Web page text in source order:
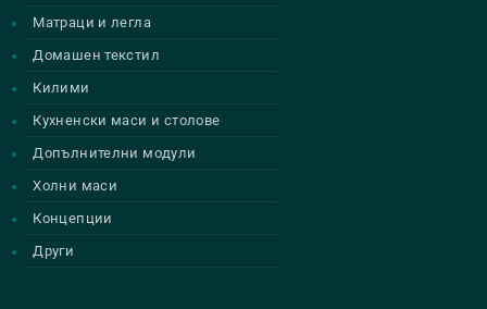
Матраци и легла
Домашен текстил
Килими
Кухненски маси и столове
Допълнителни модули
Холни маси
Концепции
Други